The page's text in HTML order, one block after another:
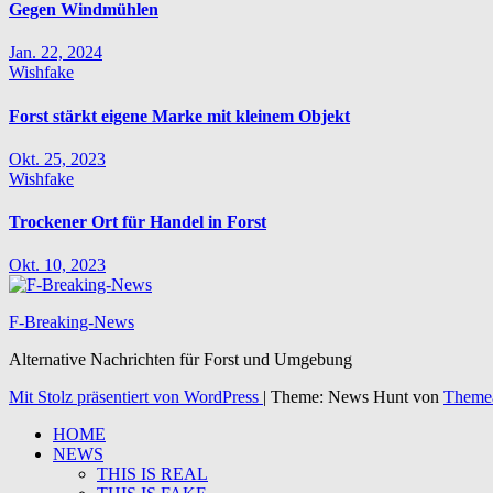
Gegen Windmühlen
Jan. 22, 2024
Wishfake
Forst stärkt eigene Marke mit kleinem Objekt
Okt. 25, 2023
Wishfake
Trockener Ort für Handel in Forst
Okt. 10, 2023
F-Breaking-News
Alternative Nachrichten für Forst und Umgebung
Mit Stolz präsentiert von WordPress
Theme: News Hunt von
HOME
NEWS
THIS IS REAL